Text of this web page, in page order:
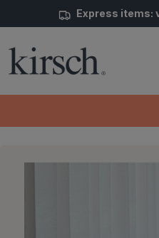
Express items: